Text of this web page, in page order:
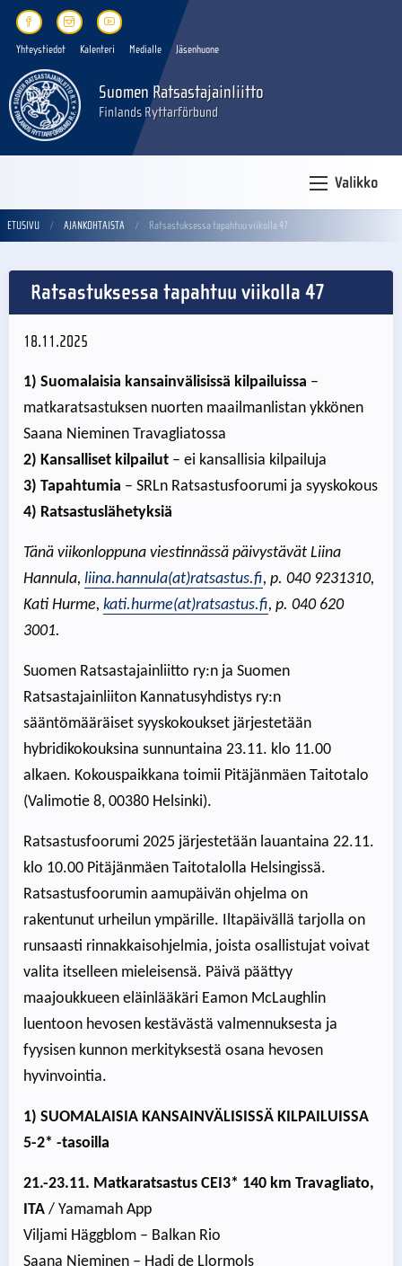
Yhteystiedot Kalenteri Medialle Jäsenhuone
Suomen Ratsastajainliitto
Finlands Ryttarförbund
Valikko
ETUSIVU AJANKOHTAISTA Ratsastuksessa tapahtuu viikolla 47
Ratsastuksessa tapahtuu viikolla 47
18.11.2025
1) Suomalaisia kansainvälisissä kilpailuissa –
matkaratsastuksen nuorten maailmanlistan ykkönen
Saana Nieminen Travagliatossa
2) Kansalliset kilpailut – ei kansallisia kilpailuja
3) Tapahtumia – SRLn Ratsastusfoorumi ja syyskokous
4) Ratsastuslähetyksiä
Tänä viikonloppuna viestinnässä päivystävät Liina
Hannula, liina.hannula(at)ratsastus.fi, p. 040 9231310,
Kati Hurme, kati.hurme(at)ratsastus.fi, p. 040 620
3001.
Suomen Ratsastajainliitto ry:n ja Suomen
Ratsastajainliiton Kannatusyhdistys ry:n
sääntömääräiset syyskokoukset järjestetään
hybridikokouksina sunnuntaina 23.11. klo 11.00
alkaen. Kokouspaikkana toimii Pitäjänmäen Taitotalo
(Valimotie 8, 00380 Helsinki).
Ratsastusfoorumi 2025 järjestetään lauantaina 22.11.
klo 10.00 Pitäjänmäen Taitotalolla Helsingissä.
Ratsastusfoorumin aamupäivän ohjelma on
rakentunut urheilun ympärille. Iltapäivällä tarjolla on
runsaasti rinnakkaisohjelmia, joista osallistujat voivat
valita itselleen mieleisensä. Päivä päättyy
maajoukkueen eläinlääkäri Eamon McLaughlin
luentoon hevosen kestävästä valmennuksesta ja
fyysisen kunnon merkityksestä osana hevosen
hyvinvointia.
1) SUOMALAISIA KANSAINVÄLISISSÄ KILPAILUISSA
5-2* -tasoilla
21.-23.11. Matkaratsastus CEI3* 140 km Travagliato,
ITA / Yamamah App
Viljami Häggblom – Balkan Rio
Saana Nieminen – Hadi de Llormols